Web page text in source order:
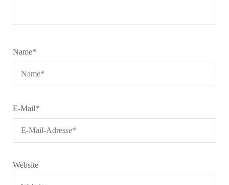
Name*
E-Mail*
Website